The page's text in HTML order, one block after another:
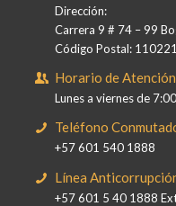
Dirección:
Carrera 9 # 74 – 99
Código Postal: 110221
Horario de
Lunes a viernes de
Teléfono
+57 601 540 1888
Línea
+57 601 5 40 1888